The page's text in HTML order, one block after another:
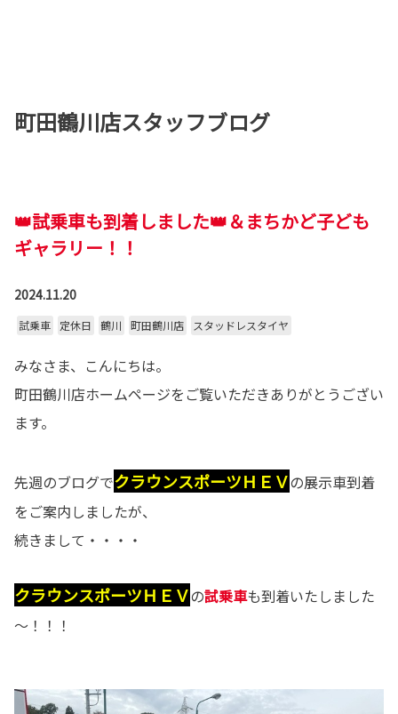
町田鶴川店スタッフブログ
👑試乗車も到着しました👑＆まちかど子ども
ギャラリー！！
2024.11.20
試乗車 定休日 鶴川 町田鶴川店 スタッドレスタイヤ
みなさま、こんにちは。
町田鶴川店ホームページをご覧いただきありがとうござい
ます。
先週のブログでクラウンスポーツＨＥＶの展示車到着
をご案内しましたが、
続きまして・・・・
クラウンスポーツＨＥＶの試乗車も到着いたしました
～！！！